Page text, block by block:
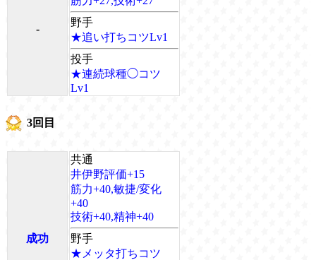
-
野手
★追い打ちコツLv1
投手
★連続球種◯コツ
Lv1
3回目
成功
共通
井伊野評価+15
筋力+40,敏捷/変化
+40
技術+40,精神+40
野手
★メッタ打ちコツ